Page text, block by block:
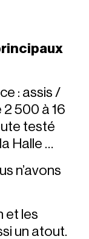
: assis /
500 à 16
testé
Halle …
n’avons
et les
un atout.